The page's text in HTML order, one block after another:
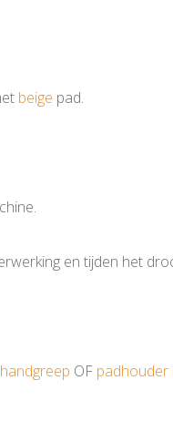
beige pad.
en tijden het
OF padhouder